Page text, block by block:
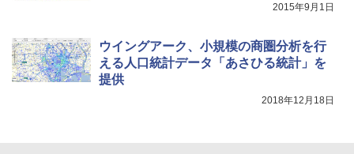
2015年9月1日
ウイングアーク、小規模の商圏分析を行
える人口統計データ「あさひる統計」を
提供
2018年12月18日